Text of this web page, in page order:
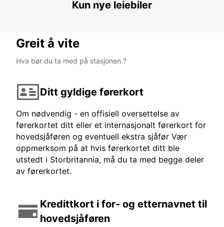
Kun nye leiebiler
Greit å vite
Hva bør du ta med på stasjonen ?
Ditt gyldige førerkort
Om nødvendig - en offisiell oversettelse av
førerkortet ditt eller et internasjonalt førerkort for
hovedsjåføren og eventuell ekstra sjåfør Vær
oppmerksom på at hvis førerkortet ditt ble
utstedt i Storbritannia, må du ta med begge deler
av førerkortet.
Kredittkort i for- og etternavnet til
hovedsjåføren